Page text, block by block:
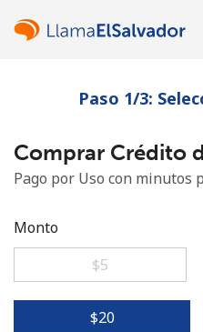
¿Ya tienes una
Paso 1/3:
Comprar Crédito
Pago por Uso con minutos
Monto
⁦$5⁩
⁦$20⁩